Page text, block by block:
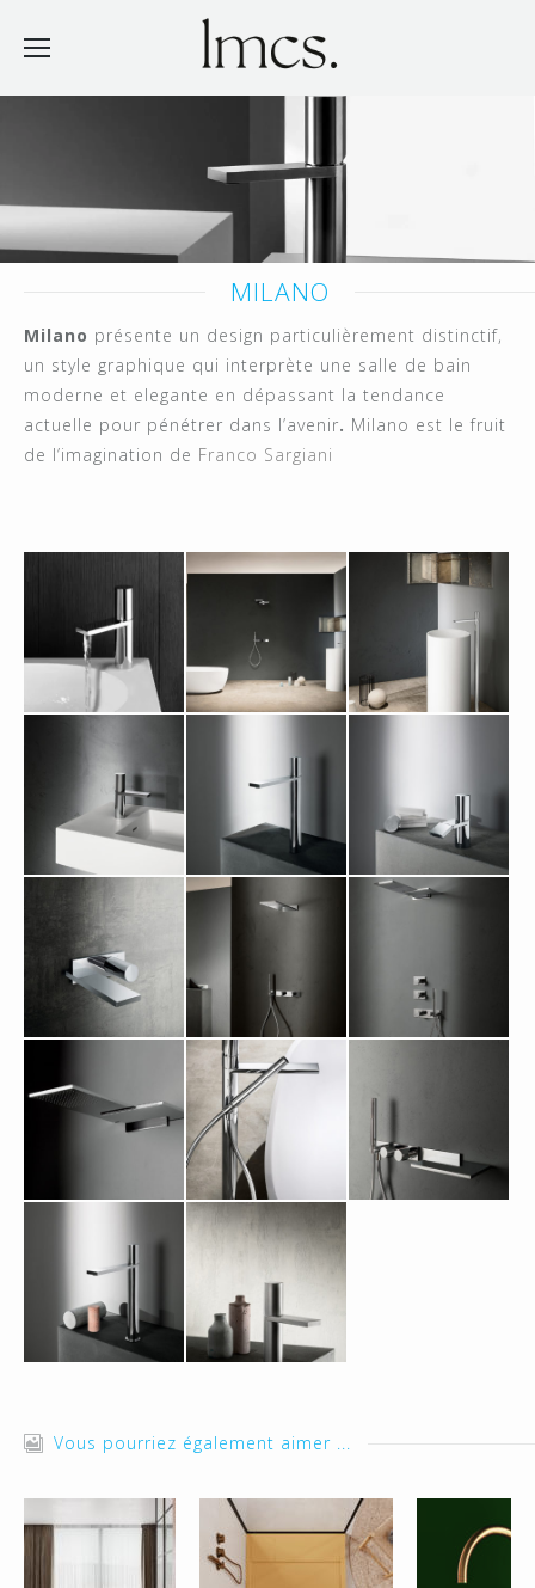
MILANO
Milano présente un design particulièrement distinctif,
un style graphique qui interprète une salle de bain
moderne et elegante en dépassant la tendance
actuelle pour pénétrer dans l’avenir. Milano est le fruit
de l’imagination de Franco Sargiani
Vous pourriez également aimer ...